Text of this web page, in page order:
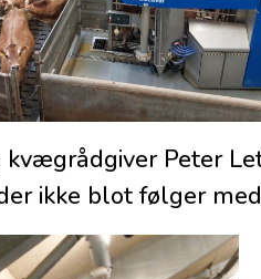
kvægrådgiver Peter
ikke blot følger